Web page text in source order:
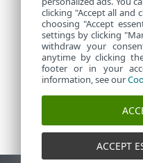
clicking "Accept all and
choosing "Accept
settings by clicking
withdraw your
anytime by clicking
footer or in your
information, see our
ACCEPT